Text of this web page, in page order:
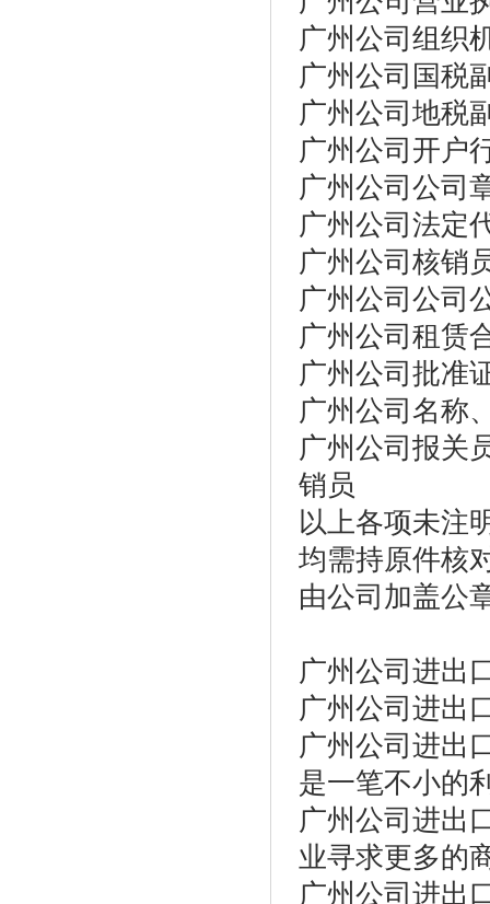
广州公司组织
广州公司国税
广州公司地税
广州公司开户
广州公司公司
广州公司法定
广州公司核销
广州公司公司
广州公司租赁
广州公司批准
广州公司名称
广州公司报关
销员
以上各项未注
均需持原件核
由公司加盖公
广州公司进出
广州公司进出
广州公司进出
是一笔不小的
广州公司进出
业寻求更多的
广州公司进出